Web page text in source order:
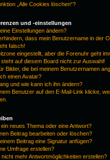
„Alle Cookies löschen“?
und -einstellungen
Einstellungen ändern?
dass mein Benutzername in der
falsch!
eingestellt, aber die Forenuhr geht
auf diesem Board nicht zur Auswahl!
Bilder, die bei meinem Benutzernamen
einen Avatar?
und wie kann ich ihn ändern?
Benutzer auf den E-Mail-Link klicke,
neues Thema oder eine Antwort?
Beitrag bearbeiten oder löschen?
Beitrag eine Signatur anfügen?
Umfrage erstellen?
mehr Antwortmöglichkeiten erstellen?